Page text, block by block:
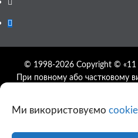
Ми використовуємо
Google
© 1998-2026 Copyright © «11
При повному або частковому